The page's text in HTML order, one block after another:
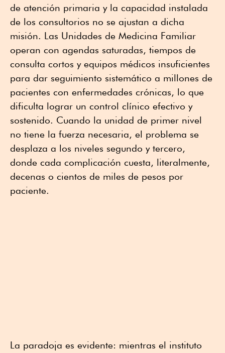
de atención primaria y la capacidad instalada
de los consultorios no se ajustan a dicha
misión. Las Unidades de Medicina Familiar
operan con agendas saturadas, tiempos de
consulta cortos y equipos médicos insuficientes
para dar seguimiento sistemático a millones de
pacientes con enfermedades crónicas, lo que
dificulta lograr un control clínico efectivo y
sostenido. Cuando la unidad de primer nivel
no tiene la fuerza necesaria, el problema se
desplaza a los niveles segundo y tercero,
donde cada complicación cuesta, literalmente,
decenas o cientos de miles de pesos por
paciente.
La paradoja es evidente: mientras el instituto